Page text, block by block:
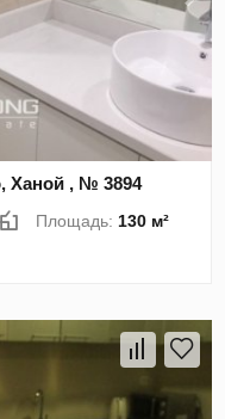
Ханой , № 3894
Площадь: 130 м²